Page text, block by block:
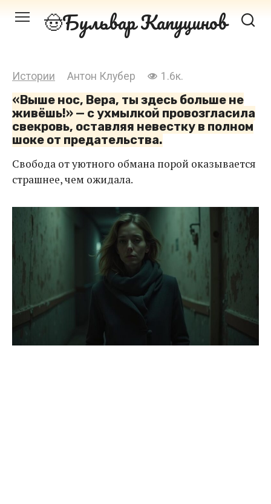
Перейти Бульвар Капуцинов
Истории Антон Клубер 1.6к.
«Выше нос, Вера, ты здесь больше не
живёшь!» — с ухмылкой провозгласила
свекровь, оставляя невестку в полном
шоке от предательства.
Свобода от уютного обмана порой оказывается
страшнее, чем ожидала.